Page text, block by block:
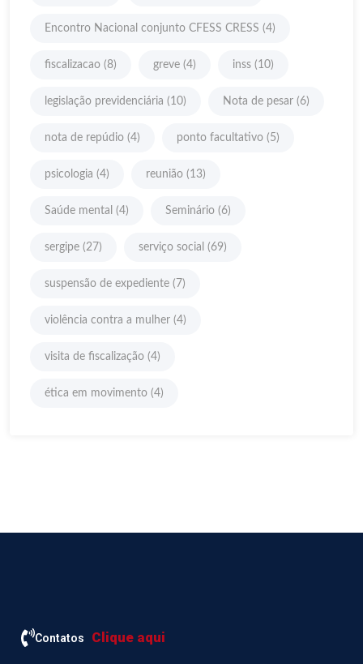
Encontro Nacional conjunto CFESS CRESS (4)
fiscalizacao (8) greve (4) inss (10)
legislação previdenciária (10) Nota de pesar (6)
nota de repúdio (4) ponto facultativo (5)
psicologia (4) reunião (13)
Saúde mental (4) Seminário (6)
sergipe (27) serviço social (69)
suspensão de expediente (7)
violência contra a mulher (4)
visita de fiscalização (4)
ética em movimento (4)
Contatos Clique aqui